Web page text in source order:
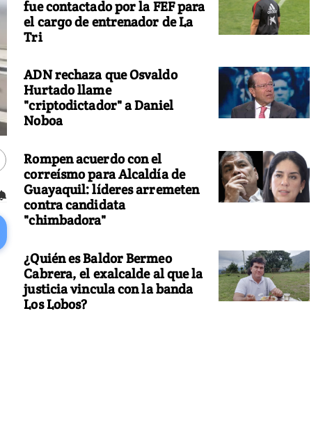
fue contactado por la FEF para
el cargo de entrenador de La
Tri
ADN rechaza que Osvaldo
Hurtado llame
"criptodictador" a Daniel
Noboa
Rompen acuerdo con el
correísmo para Alcaldía de
Guayaquil: líderes arremeten
contra candidata
"chimbadora"
¿Quién es Baldor Bermeo
Cabrera, el exalcalde al que la
justicia vincula con la banda
Los Lobos?